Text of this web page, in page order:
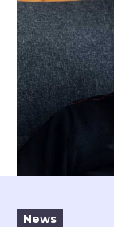
News